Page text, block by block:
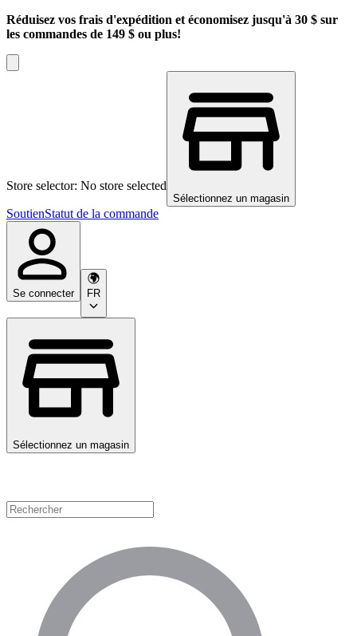
Réduisez vos frais d'expédition et économisez jusqu'à 30 $ sur
les commandes de 149 $ ou plus!
Store selector: No store selected
Sélectionnez un magasin
SoutienStatut de la commande
Se connecter FR
Sélectionnez un magasin